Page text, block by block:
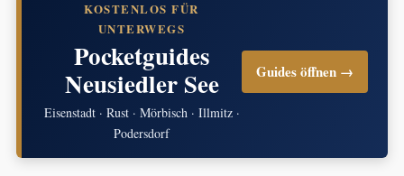
KOSTENLOS FÜR
UNTERWEGS
Pocketguides
Neusiedler See
Eisenstadt · Rust · Mörbisch · Illmitz ·
Podersdorf
Guides öffnen →